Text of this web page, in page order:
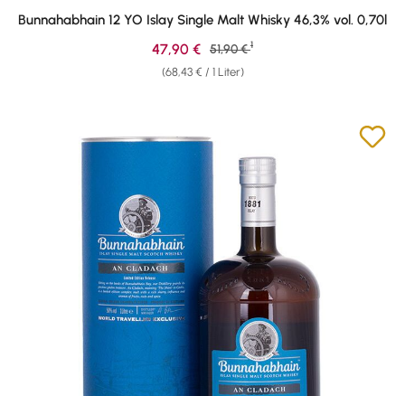
Durchschnittliche Bewertung von 4.83 von 5 Sternen
Bunnahabhain 12 YO Islay Single Malt Whisky 46,3% vol. 0,70l
(68,43 € / 1 Liter)
Verkaufspreis:
47,90 € Regulärer Preis:
51,90 € 1